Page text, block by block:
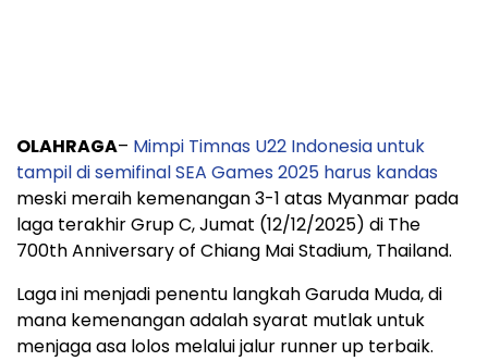
OLAHRAGA– Mimpi Timnas U22 Indonesia untuk
tampil di semifinal SEA Games 2025 harus kandas
meski meraih kemenangan 3-1 atas Myanmar pada
laga terakhir Grup C, Jumat (12/12/2025) di The
700th Anniversary of Chiang Mai Stadium, Thailand.
Laga ini menjadi penentu langkah Garuda Muda, di
mana kemenangan adalah syarat mutlak untuk
menjaga asa lolos melalui jalur runner up terbaik.